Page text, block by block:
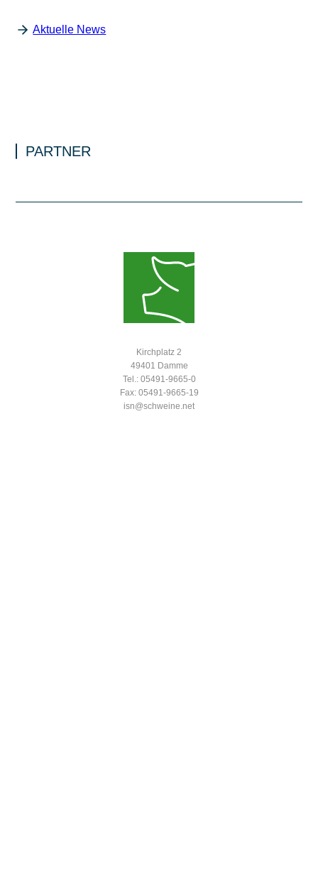
Aktuelle News
PARTNER
Kirchplatz 2
49401 Damme
Tel.: 05491-9665-0
Fax: 05491-9665-19
isn@schweine.net